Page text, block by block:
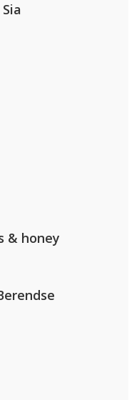
& honey